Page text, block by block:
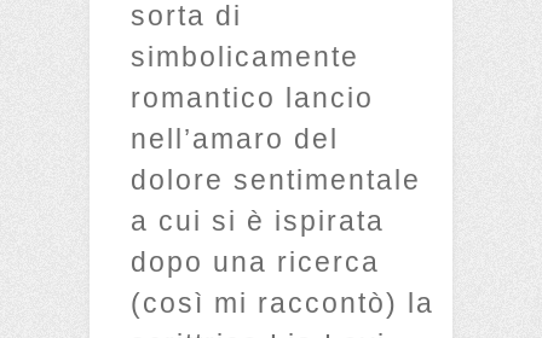
sorta di
simbolicamente
romantico lancio
nell’amaro del
dolore sentimentale
a cui si è ispirata
dopo una ricerca
(così mi raccontò) la